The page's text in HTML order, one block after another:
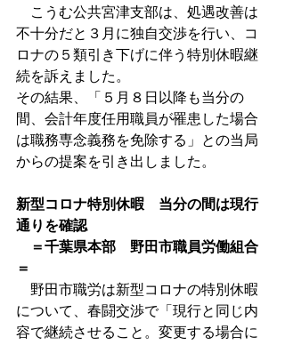
こうむ公共宮津支部は、処遇改善は
不十分だと３月に独自交渉を行い、コ
ロナの５類引き下げに伴う特別休暇継
続を訴えました。
その結果、「５月８日以降も当分の
間、会計年度任用職員が罹患した場合
は職務専念義務を免除する」との当局
からの提案を引き出しました。
新型コロナ特別休暇　当分の間は現行
通りを確認
＝千葉県本部　野田市職員労働組合
＝
野田市職労は新型コロナの特別休暇
について、春闘交渉で「現行と同じ内
容で継続させること。変更する場合に